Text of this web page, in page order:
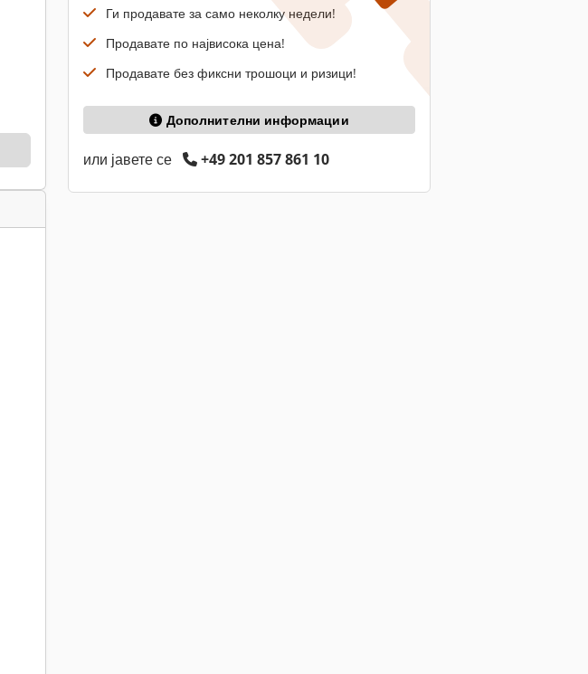
Ги продавате за само неколку недели!
Продавате по највисока цена!
Продавате без фиксни трошоци и ризици!
Дополнителни информации
или јавете се +49 201 857 861 10